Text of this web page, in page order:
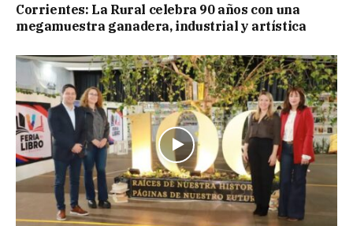
Corrientes: La Rural celebra 90 años con una
megamuestra ganadera, industrial y artística